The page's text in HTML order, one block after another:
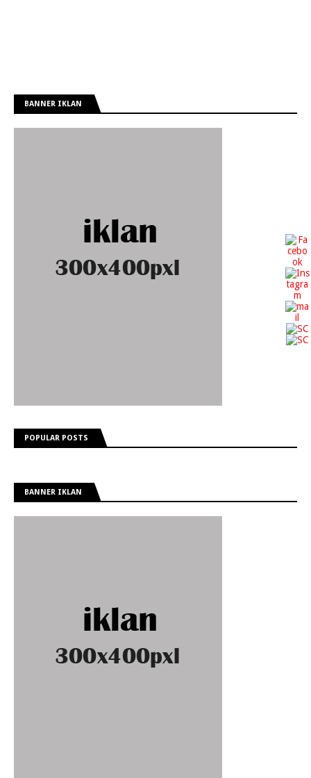
BANNER IKLAN
POPULAR POSTS
BANNER IKLAN